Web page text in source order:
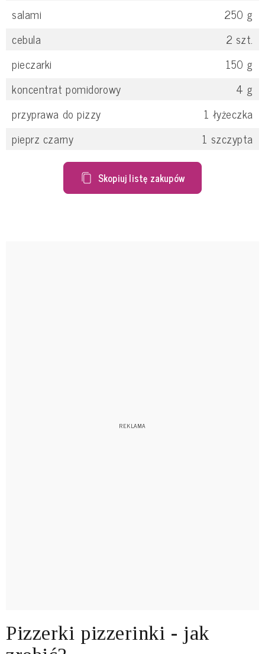
salami
250 g
cebula
2 szt.
pieczarki
150 g
koncentrat pomidorowy
4 g
przyprawa do pizzy
1 łyżeczka
pieprz czarny
1 szczypta
Skopiuj listę zakupów
Pizzerki pizzerinki - jak